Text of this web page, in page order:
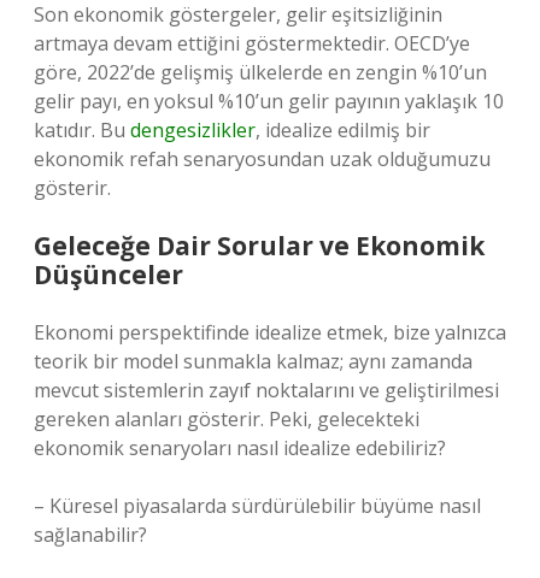
Son ekonomik göstergeler, gelir eşitsizliğinin
artmaya devam ettiğini göstermektedir. OECD’ye
göre, 2022’de gelişmiş ülkelerde en zengin %10’un
gelir payı, en yoksul %10’un gelir payının yaklaşık 10
katıdır. Bu dengesizlikler, idealize edilmiş bir
ekonomik refah senaryosundan uzak olduğumuzu
gösterir.
Geleceğe Dair Sorular ve Ekonomik
Düşünceler
Ekonomi perspektifinde idealize etmek, bize yalnızca
teorik bir model sunmakla kalmaz; aynı zamanda
mevcut sistemlerin zayıf noktalarını ve geliştirilmesi
gereken alanları gösterir. Peki, gelecekteki
ekonomik senaryoları nasıl idealize edebiliriz?
– Küresel piyasalarda sürdürülebilir büyüme nasıl
sağlanabilir?